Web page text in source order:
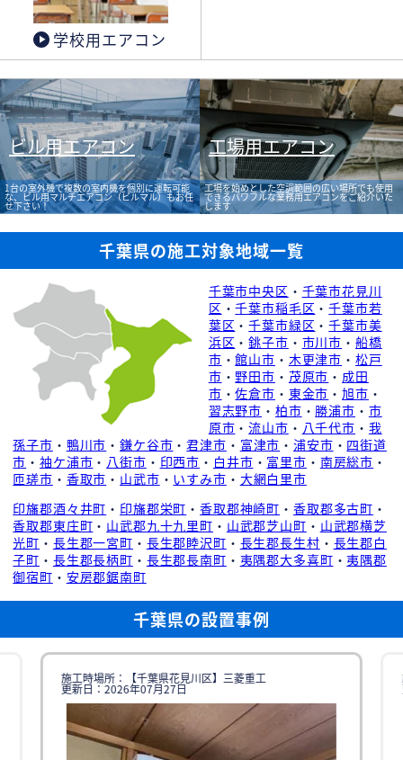
学校用エアコン
ビル用エアコン
1台の室外機で複数の室内機を個別に運転可能
な、ビル用マルチエアコン（ビルマル）もお任
せ下さい！
工場用エアコン
工場を始めとした空調範囲の広い場所でも使用
できるパワフルな業務用エアコンをご紹介いた
します
千葉県の施工対象地域一覧
千葉市中央区 ・ 千葉市花見川
区 ・千葉市稲毛区 ・千葉市若
葉区 ・千葉市緑区 ・千葉市美
浜区 ・銚子市 ・ 市川市 ・船橋
市 ・館山市 ・ 木更津市 ・松戸
市 ・ 野田市 ・ 茂原市 ・ 成田
市 ・佐倉市 ・ 東金市 ・旭市 ・
習志野市 ・ 柏市 ・ 勝浦市 ・ 市
原市 ・流山市 ・ 八千代市 ・ 我
孫子市 ・ 鴨川市 ・鎌ケ谷市 ・君津市 ・ 富津市 ・浦安市 ・ 四街道
市 ・袖ケ浦市 ・ 八街市 ・ 印西市 ・ 白井市 ・ 富里市 ・ 南房総市 ・
匝瑳市 ・ 香取市 ・ 山武市 ・ いすみ市 ・ 大網白里市
印旛郡酒々井町 ・ 印旛郡栄町 ・香取郡神崎町 ・ 香取郡多古町 ・
香取郡東庄町 ・ 山武郡九十九里町 ・ 山武郡芝山町 ・ 山武郡横芝
光町 ・ 長生郡一宮町 ・ 長生郡睦沢町 ・ 長生郡長生村 ・ 長生郡白
子町 ・ 長生郡長柄町 ・ 長生郡長南町 ・ 夷隅郡大多喜町 ・夷隅郡
御宿町 ・ 安房郡鋸南町
千葉県の設置事例
施工時場所：【千葉県花見川区】三菱重工
更新日：2026年07月27日